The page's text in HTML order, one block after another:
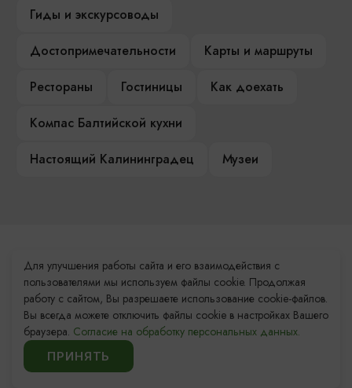
Гиды и экскурсоводы
Достопримечательности
Карты и маршруты
Рестораны
Гостиницы
Как доехать
Компас Балтийской кухни
Настоящий Калининградец
Музеи
Контакты Туристского
информационного центра
+7 (4012) 555-200
8 (800) 200-55-39
info@visit-kaliningrad.ru
Для улучшения работы сайта и его взаимодействия с
пользователями мы используем файлы cookie. Продолжая
работу с сайтом, Вы разрешаете использование cookie-файлов.
Вы всегда можете отключить файлы cookie в настройках Вашего
браузера. Согласие на обработку персональных данных.
ПРИНЯТЬ